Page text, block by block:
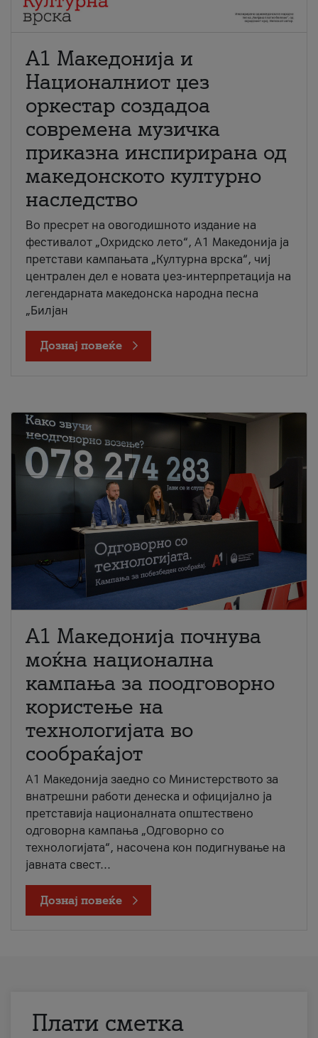
А1 Македонија и
Националниот џез
оркестар создадоа
современа музичка
приказна инспирирана од
македонското културно
наследство
Во пресрет на овогодишното издание на
фестивалот „Охридско лето“, А1 Македонија ја
претстави кампањата „Културна врска“, чиј
централен дел е новата џез-интерпретација на
легендарната македонска народна песна
„Билјан
Дознај повеќе
A1 Македонија почнува
моќна национална
кампања за поодговорно
користење на
технологијата во
сообраќајот
A1 Македонија заедно со Министерството за
внатрешни работи денеска и официјално ја
претставија националната општествено
одговорна кампања „Одговорно со
технологијата“, насочена кон подигнување на
јавната свест...
Дознај повеќе
Плати сметка